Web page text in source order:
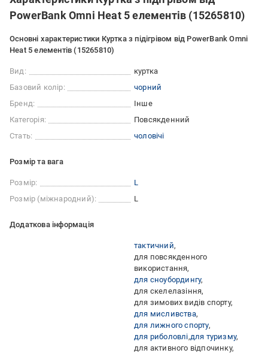
PowerBank Omni Heat 5 елементів (15265810)
Основні характеристики Куртка з підігрівом від PowerBank Omni
Heat 5 елементів (15265810)
Вид:
куртка
Базовий колір:
чорний
Бренд:
Інше
Категорія:
Повсякденний
Стать:
чоловічі
Розмір та вага
Розмір:
L
Розмір (міжнародний):
L
Додаткова інформація
тактичний
для повсякденного
використання
для сноубордингу
для скелелазіння
для зимових видів спорту
для мисливства
для лижного спорту
для риболовлі для туризму
для активного відпочинку